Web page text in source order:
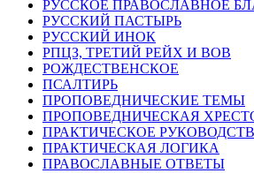
РУССКОЕ ПРАВОСЛАВНОЕ
РУССКИЙ ПАСТЫРЬ
РУССКИЙ ИНОК
РПЦЗ, ТРЕТИЙ РЕЙХ И ВОВ
РОЖДЕСТВЕНСКОЕ
ПСАЛТИРЬ
ПРОПОВЕДНИЧЕСКИЕ ТЕМЫ
ПРОПОВЕДНИЧЕСКАЯ
ПРАКТИЧЕСКОЕ
ПРАКТИЧЕСКАЯ ЛОГИКА
ПРАВОСЛАВНЫЕ ОТВЕТЫ